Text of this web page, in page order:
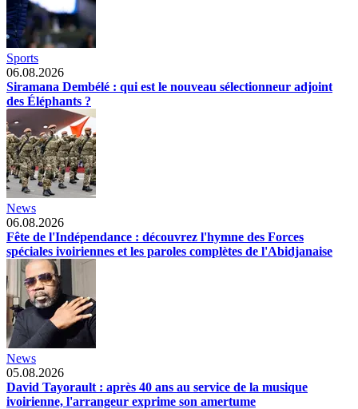
Sports
06.08.2026
Siramana Dembélé : qui est le nouveau sélectionneur adjoint
des Éléphants ?
News
06.08.2026
Fête de l'Indépendance : découvrez l'hymne des Forces
spéciales ivoiriennes et les paroles complètes de l'Abidjanaise
News
05.08.2026
David Tayorault : après 40 ans au service de la musique
ivoirienne, l'arrangeur exprime son amertume